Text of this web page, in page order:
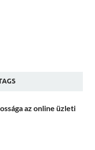
az online üzleti